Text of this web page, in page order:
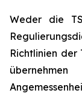
Weder die
Richtlinien